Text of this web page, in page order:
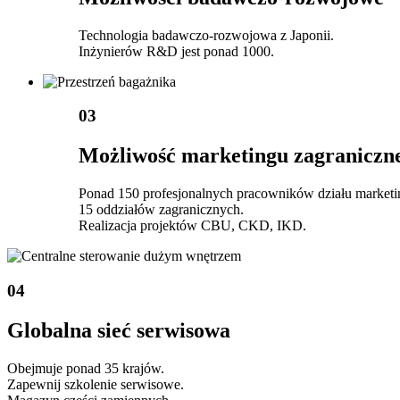
Technologia badawczo-rozwojowa z Japonii.
Inżynierów R&D jest ponad 1000.
03
Możliwość marketingu
Ponad 150 profesjonalnych pracowników działu
15 oddziałów zagranicznych.
Realizacja projektów CBU, CKD, IKD.
04
Globalna sieć serwisowa
Obejmuje ponad 35 krajów.
Zapewnij szkolenie serwisowe.